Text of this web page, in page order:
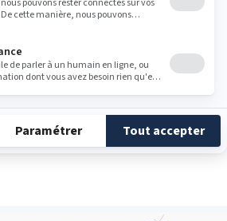
10:00 - 12:00 14:00 - 19:00
10:00 - 12:30 14:00 - 19:00
Fermé